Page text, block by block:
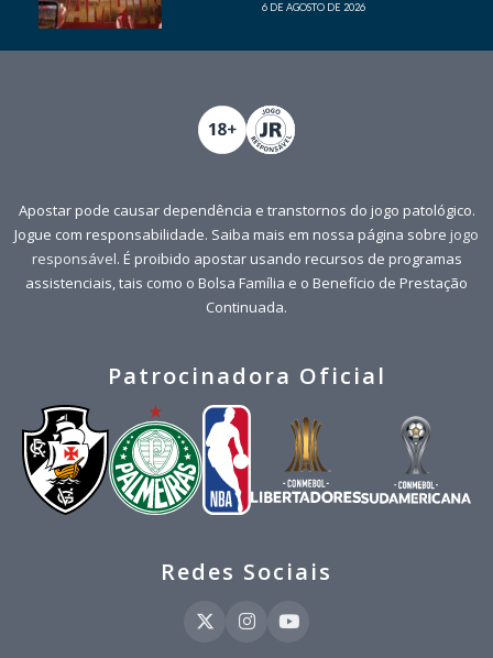
6 DE AGOSTO DE 2026
Apostar pode causar dependência e transtornos do jogo patológico.
Jogue com responsabilidade. Saiba mais em nossa página sobre jogo
responsável. É proibido apostar usando recursos de programas
assistenciais, tais como o Bolsa Família e o Benefício de Prestação
Continuada.
Patrocinadora Oficial
Redes Sociais